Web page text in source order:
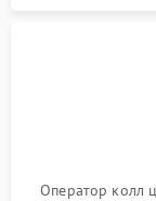
Оператор колл